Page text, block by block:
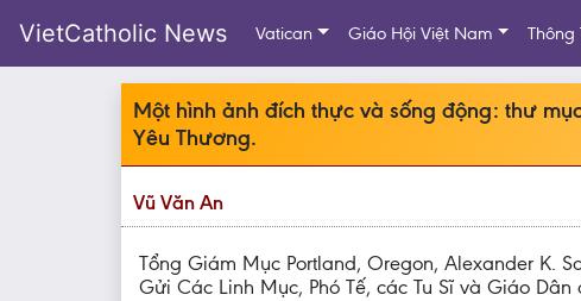
VietCatholic News Vatican Giáo Hội Việt Nam
Một hình ảnh đích thực và sống động: thư
Yêu Thương.
Vũ Văn An
Tổng Giám Mục Portland, Oregon, Alexander K.
Gửi Các Linh Mục, Phó Tế, các Tu Sĩ và Giáo Dân